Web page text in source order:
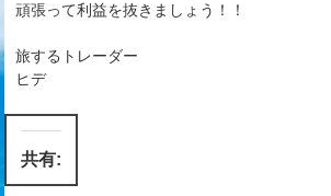
頑張って利益を抜きましょう！！
旅するトレーダー
ヒデ
共有: